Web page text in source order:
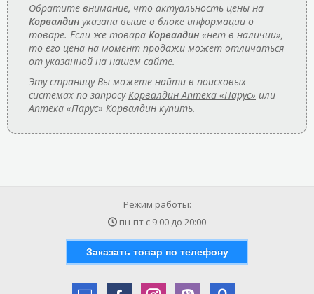
Обратите внимание, что актуальность цены на
Корвалдин указана выше в блоке информации о
товаре. Если же товара Корвалдин «нет в наличии»,
то его цена на момент продажи может отличаться
от указанной на нашем сайте.
Эту страницу Вы можете найти в поисковых
системах по запросуКорвалдин Аптека «Парус» или
Аптека «Парус» Корвалдин купить.
Режим работы:
пн-пт с 9:00 до 20:00
Заказать товар по телефону